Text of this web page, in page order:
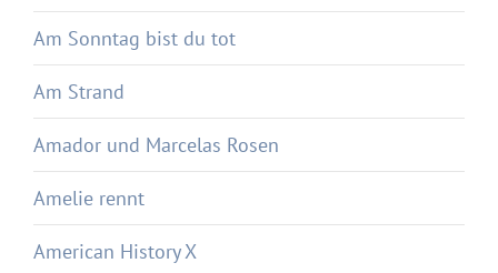
Am Sonntag bist du tot
Am Strand
Amador und Marcelas Rosen
Amelie rennt
American History X